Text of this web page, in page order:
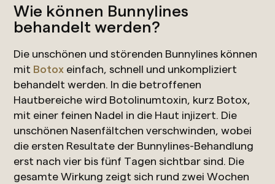
Wie können Bunnylines
behandelt werden?
Die unschönen und störenden Bunnylines können
mit Botox einfach, schnell und unkompliziert
behandelt werden. In die betroffenen
Hautbereiche wird Botolinumtoxin, kurz Botox,
mit einer feinen Nadel in die Haut injizert. Die
unschönen Nasenfältchen verschwinden, wobei
die ersten Resultate der Bunnylines-Behandlung
erst nach vier bis fünf Tagen sichtbar sind. Die
gesamte Wirkung zeigt sich rund zwei Wochen